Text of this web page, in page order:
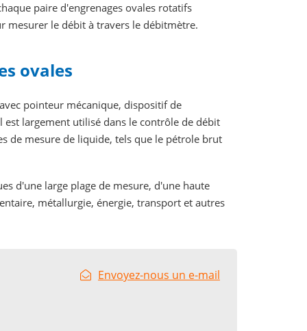
paire d'engrenages ovales rotatifs
mesurer le débit à travers le débitmètre.
ovales
pointeur mécanique, dispositif de
largement utilisé dans le contrôle de débit
de mesure de liquide, tels que le pétrole brut
d'une large plage de mesure, d'une haute
métallurgie, énergie, transport et autres
Envoyez-nous un e-mail